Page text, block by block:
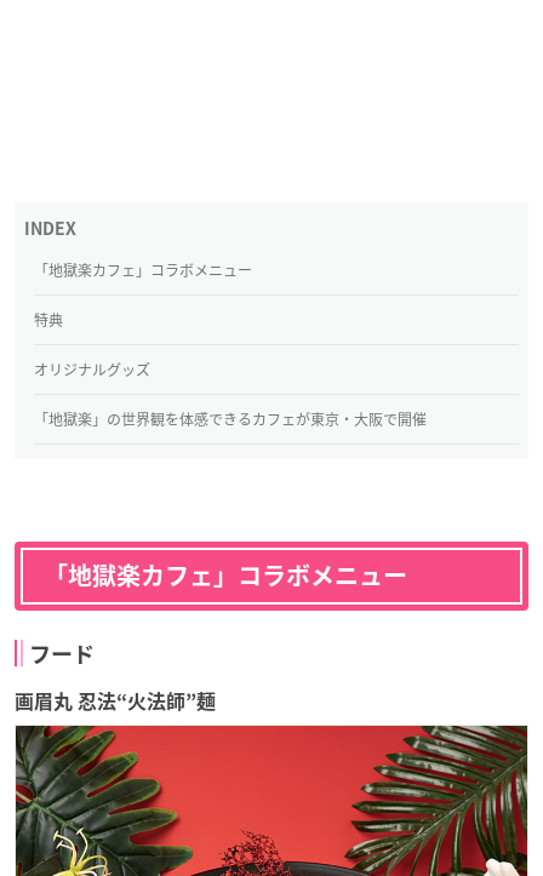
「地獄楽カフェ」コラボメニュー
特典
オリジナルグッズ
「地獄楽」の世界観を体感できるカフェが東京・大阪で開催
「地獄楽カフェ」コラボメニュー
フード
画眉丸 忍法“火法師”麺